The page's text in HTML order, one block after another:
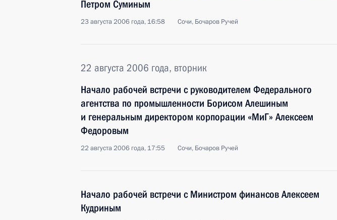
Петром Суминым
23 августа 2006 года, 16:58 Сочи, Бочаров Ручей
22 августа 2006 года, вторник
Начало рабочей встречи с руководителем Федерального
агентства по промышленности Борисом Алешиным
и генеральным директором корпорации «МиГ» Алексеем
Федоровым
22 августа 2006 года, 17:55 Сочи, Бочаров Ручей
Начало рабочей встречи с Министром финансов Алексеем
Кудриным